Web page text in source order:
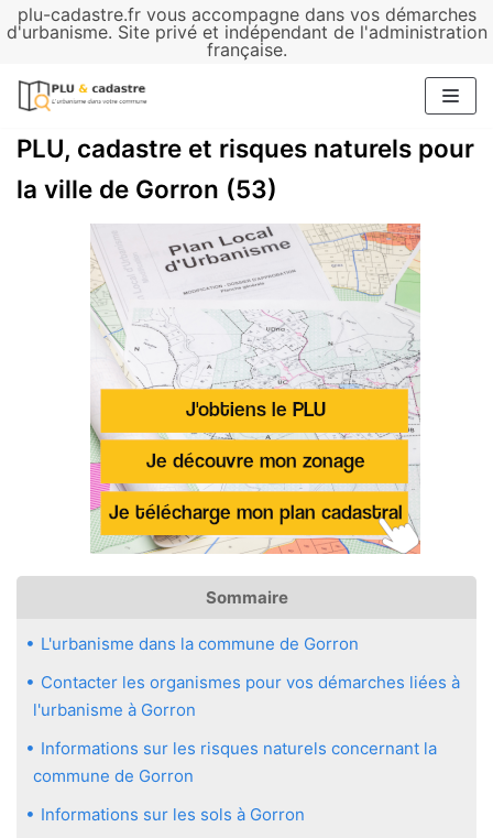
plu-cadastre.fr vous accompagne dans vos démarches
d'urbanisme. Site privé et indépendant de l'administration
française.
Aller
contenu
PLU, cadastre et risques naturels pour
la ville de Gorron (53)
Sommaire
L'urbanisme dans la commune de Gorron
Contacter les organismes pour vos démarches liées à
l'urbanisme à Gorron
Informations sur les risques naturels concernant la
commune de Gorron
Informations sur les sols à Gorron